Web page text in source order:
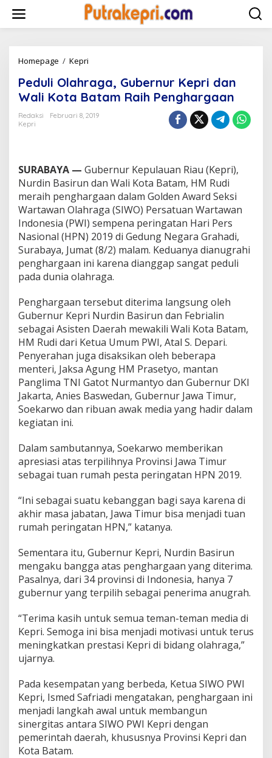
w
Homepage / Kepri
d
u
l
i
r
a
g
a
,
G
u
b
e
r
n
r
K
e
p
r
i
d
a
n
W
a
K
o
t
a
a
t
a
m
a
i
h
P
e
g
h
a
r
a
n
Peduli Olahraga, Gubernur Kepri dan
Wali Kota Batam Raih Penghargaan
Redaksi
Februari 8, 2019
Kepri
SURABAYA — Gubernur Kepulauan Riau (Kepri),
Nurdin Basirun dan Wali Kota Batam, HM Rudi
meraih penghargaan dalam Golden Award Seksi
Wartawan Olahraga (SIWO) Persatuan Wartawan
Indonesia (PWI) sempena peringatan Hari Pers
Nasional (HPN) 2019 di Gedung Negara Grahadi,
Surabaya, Jumat (8/2) malam. Keduanya dianugrahi
penghargaan ini karena dianggap sangat peduli
pada dunia olahraga.
Penghargaan tersebut diterima langsung oleh
Gubernur Kepri Nurdin Basirun dan Febrialin
sebagai Asisten Daerah mewakili Wali Kota Batam,
HM Rudi dari Ketua Umum PWI, Atal S. Depari.
Penyerahan juga disaksikan oleh beberapa
menteri, Jaksa Agung HM Prasetyo, mantan
Panglima TNI Gatot Nurmantyo dan Gubernur DKI
Jakarta, Anies Baswedan, Gubernur Jawa Timur,
Soekarwo dan ribuan awak media yang hadir dalam
kegiatan ini.
Dalam sambutannya, Soekarwo memberikan
apresiasi atas terpilihnya Provinsi Jawa Timur
sebagai tuan rumah pesta peringatan HPN 2019.
“Ini sebagai suatu kebanggan bagi saya karena di
akhir masa jabatan, Jawa Timur bisa menjadi tuan
rumah peringatan HPN,” katanya.
Sementara itu, Gubernur Kepri, Nurdin Basirun
mengaku bangga atas penghargaan yang diterima.
Pasalnya, dari 34 provinsi di Indonesia, hanya 7
gubernur yang terpilih sebagai penerima anugrah.
“Terima kasih untuk semua teman-teman media di
Kepri. Semoga ini bisa menjadi motivasi untuk terus
meningkatkan prestasi Kepri di bidang olahraga,”
ujarnya.
Pada kesempatan yang berbeda, Ketua SIWO PWI
Kepri, Ismed Safriadi mengatakan, penghargaan ini
menjadi langkah awal untuk membangun
sinergitas antara SIWO PWI Kepri dengan
pemerintah daerah, khususnya Provinsi Kepri dan
Kota Batam.